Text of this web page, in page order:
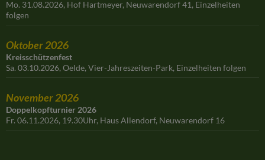
Mo. 31.08.2026, Hof Hartmeyer, Neuwarendorf 41, Einzelheiten
folgen
Oktober 2026
Kreisschützenfest
Sa. 03.10.2026, Oelde, Vier-Jahreszeiten-Park, Einzelheiten folgen
November 2026
Doppelkopfturnier 2026
Fr. 06.11.2026, 19.30Uhr, Haus Allendorf, Neuwarendorf 16